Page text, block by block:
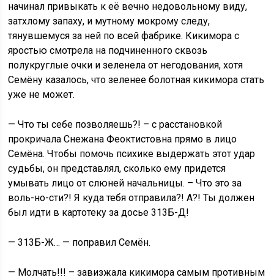
начинал привыкать к её вечно недовольному виду,
затхлому запаху, и мутному мокрому следу,
тянувшемуся за ней по всей фабрике. Кикимора с
яростью смотрела на подчиненного сквозь
полукруглые очки и зеленела от негодования, хотя
Семёну казалось, что зеленее болотная кикимора стать
уже не может.
— Что ты себе позволяешь?! – с расстановкой
прокричала Снежана Феоктистовна прямо в лицо
Семёна. Чтобы помочь психике выдержать этот удар
судьбы, он представлял, сколько ему придется
умывать лицо от слюней начальницы. – Что это за
воль-но-сти?! Я куда тебя отправила?! А?! Ты должен
был идти в картотеку за досье 313Б-Д!
— 313Б-Ж… — поправил Семён.
— Молчать!!! – завизжала кикимора самым противным